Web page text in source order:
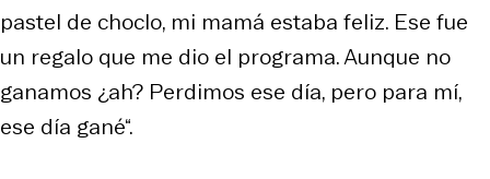
pastel de choclo, mi mamá estaba feliz. Ese fue
un regalo que me dio el programa. Aunque no
ganamos ¿ah? Perdimos ese día, pero para mí,
ese día gané“.